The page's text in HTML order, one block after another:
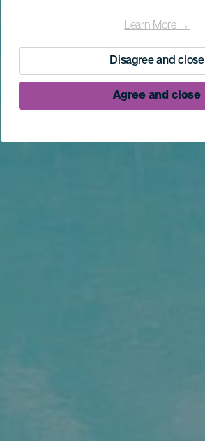
Learn More →
Disagree and close
Agree and close